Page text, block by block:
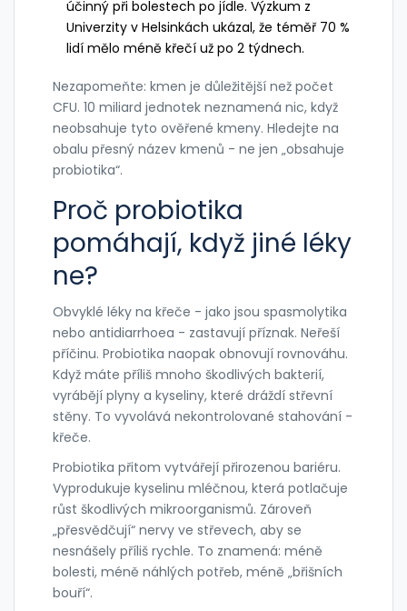
účinný při bolestech po jídle. Výzkum z
Univerzity v Helsinkách ukázal, že téměř 70 %
lidí mělo méně křečí už po 2 týdnech.
Nezapomeňte: kmen je důležitější než počet
CFU. 10 miliard jednotek neznamená nic, když
neobsahuje tyto ověřené kmeny. Hledejte na
obalu přesný název kmenů - ne jen „obsahuje
probiotika“.
Proč probiotika
pomáhají, když jiné léky
ne?
Obvyklé léky na křeče - jako jsou spasmolytika
nebo antidiarrhoea - zastavují příznak. Neřeší
příčinu. Probiotika naopak obnovují rovnováhu.
Když máte příliš mnoho škodlivých bakterií,
vyrábějí plyny a kyseliny, které dráždí střevní
stěny. To vyvolává nekontrolované stahování -
křeče.
Probiotika přitom vytvářejí přirozenou bariéru.
Vyprodukuje kyselinu mléčnou, která potlačuje
růst škodlivých mikroorganismů. Zároveň
„přesvědčují“ nervy ve střevech, aby se
nesnášely příliš rychle. To znamená: méně
bolesti, méně náhlých potřeb, méně „břišních
bouří“.